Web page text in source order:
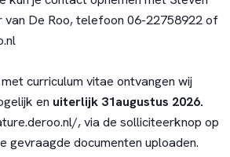
van De Roo, telefoon 06-22758922 of
curriculum vitae ontvangen wij
en uiterlijk 31augustus 2026.
, via de solliciteerknop op
gevraagde documenten uploaden.